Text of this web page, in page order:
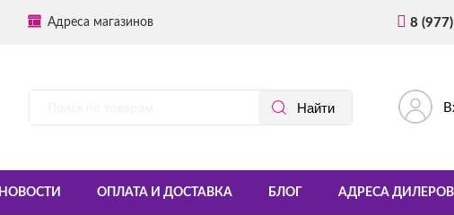
Адреса магазинов 8
НОВОСТИ ОПЛАТА И ДОСТАВКА БЛОГ АДРЕСА ДИЛЕРОВ